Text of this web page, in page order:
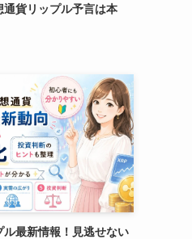
貨リップル予言は本
最新情報！見逃せない